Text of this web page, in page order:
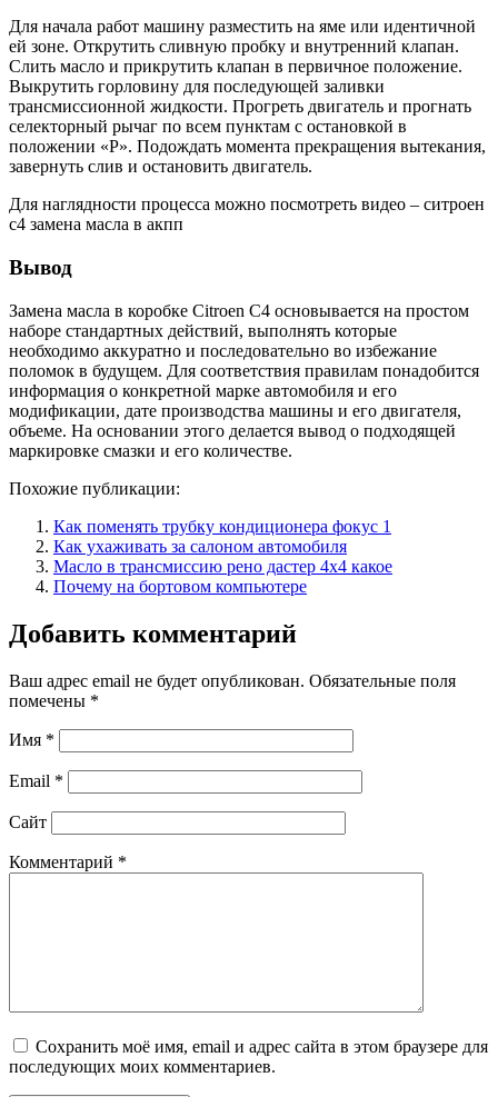
Для начала работ машину разместить на яме или идентичной
ей зоне. Открутить сливную пробку и внутренний клапан.
Слить масло и прикрутить клапан в первичное положение.
Выкрутить горловину для последующей заливки
трансмиссионной жидкости. Прогреть двигатель и прогнать
селекторный рычаг по всем пунктам с остановкой в
положении «Р». Подождать момента прекращения вытекания,
завернуть слив и остановить двигатель.
Для наглядности процесса можно посмотреть видео – ситроен
с4 замена масла в акпп
Вывод
Замена масла в коробке Citroen C4 основывается на простом
наборе стандартных действий, выполнять которые
необходимо аккуратно и последовательно во избежание
поломок в будущем. Для соответствия правилам понадобится
информация о конкретной марке автомобиля и его
модификации, дате производства машины и его двигателя,
объеме. На основании этого делается вывод о подходящей
маркировке смазки и его количестве.
Похожие публикации:
Как поменять трубку кондиционера фокус 1
Как ухаживать за салоном автомобиля
Масло в трансмиссию рено дастер 4х4 какое
Почему на бортовом компьютере
Добавить комментарий
Ваш адрес email не будет опубликован. Обязательные поля
помечены *
Имя *
Email *
Сайт
Комментарий *
Сохранить моё имя, email и адрес сайта в этом браузере для
последующих моих комментариев.